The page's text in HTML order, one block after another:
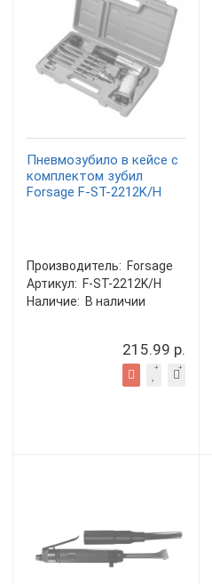
Пневмозубило в кейсе с
комплектом зубил
Forsage F-ST-2212K/H
Производитель: Forsage
Артикул: F-ST-2212K/H
Наличие: В наличии
215.99 р.